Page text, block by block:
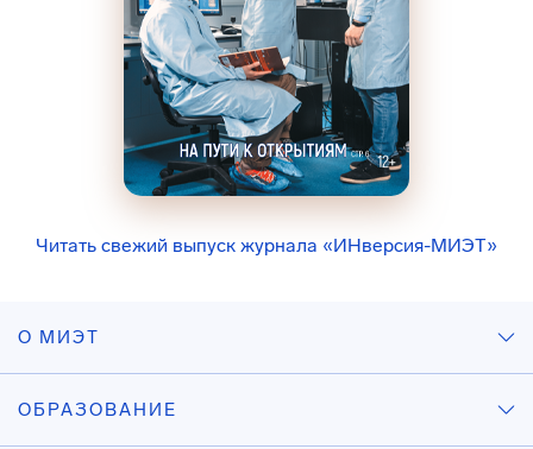
Читать свежий выпуск журнала «ИНверсия-МИЭТ»
О МИЭТ
ОБРАЗОВАНИЕ